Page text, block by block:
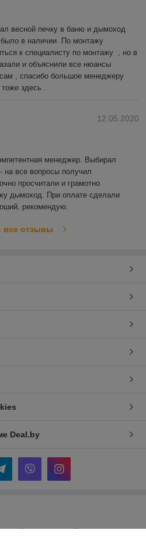
весной печку в баню и дымоход
было в наличии .По монтажу
к специалисту по монтажу  , но в
и объяснили все нюансы
, спасибо большое менеджеру
здесь .
12.05.2020
менеджер. Выбирал
на все вопросы получил
просчитали и грамотно
дымоход. При оплате сделали
рекомендую.
все отзывы
Deal.by
Индивидуальный